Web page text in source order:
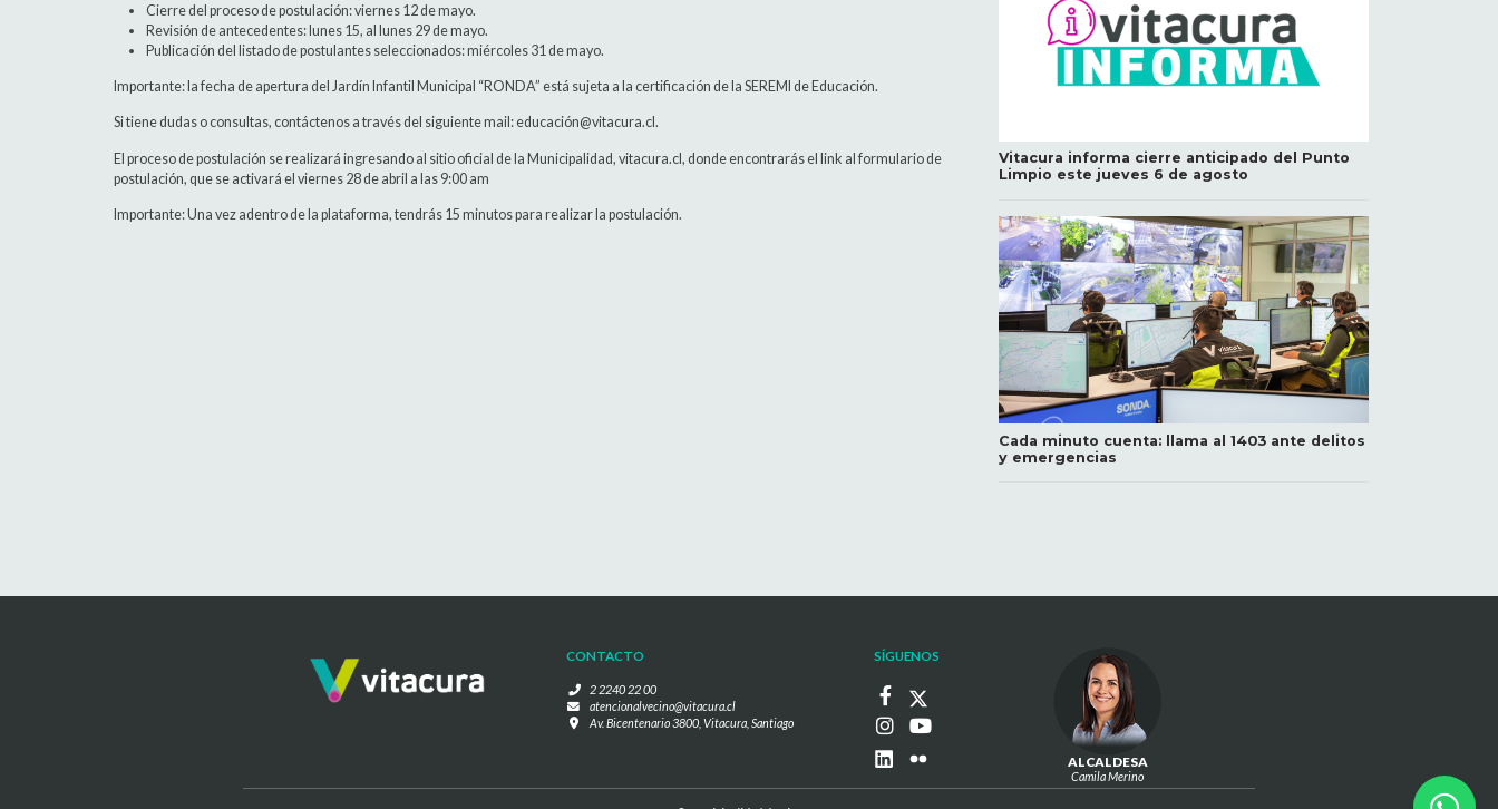
Cierre del proceso de postulación: viernes 12 de mayo.
Revisión de antecedentes: lunes 15, al lunes 29 de mayo.
Publicación del listado de postulantes seleccionados: miércoles 31 de mayo.
Importante: la fecha de apertura del Jardín Infantil Municipal “RONDA” está sujeta a la certificación de la SEREMI de Educación.
Si tiene dudas o consultas, contáctenos a través del siguiente mail: educación@vitacura.cl.
El proceso de postulación se realizará ingresando al sitio oficial de la Municipalidad, vitacura.cl, donde encontrarás el link al formulario de
postulación, que se activará el viernes 28 de abril a las 9:00 am
Importante: Una vez adentro de la plataforma, tendrás 15 minutos para realizar la postulación.
Vitacura informa cierre anticipado del Punto
Limpio este jueves 6 de agosto
Cada minuto cuenta: llama al 1403 ante delitos
y emergencias
CONTACTO
2 2240 22 00
atencionalvecino@vitacura.cl
Av. Bicentenario 3800, Vitacura, Santiago
SÍGUENOS
ALCALDESA
Camila Merino